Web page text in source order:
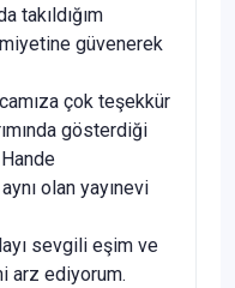
takıldığım
güvenerek
çok teşekkür
gösterdiği
olan yayınevi
sevgili eşim ve
arz ediyorum.